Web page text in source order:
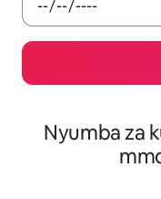
Nyumba za